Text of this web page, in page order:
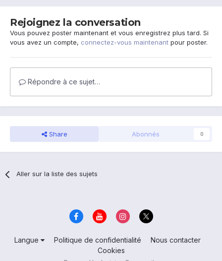
Rejoignez la conversation
Vous pouvez poster maintenant et vous enregistrez plus tard. Si
vous avez un compte, connectez-vous maintenant pour poster.
Répondre à ce sujet…
Share Abonnés 0
Aller sur la liste des sujets
Langue Politique de confidentialité
Nous contacter
Cookies